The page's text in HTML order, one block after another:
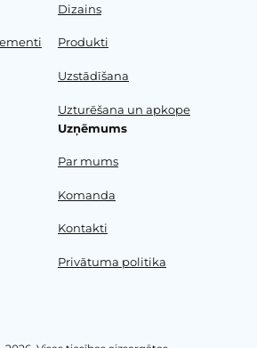
Dizains
Produkti
Uzstādīšana
Uzturēšana un apkope
Uzņēmums
Par mums
Komanda
Kontakti
Privātuma politika